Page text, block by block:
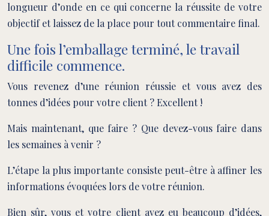
longueur d’onde en ce qui concerne la réussite de votre
objectif et laissez de la place pour tout commentaire final.
Une fois l’emballage terminé, le travail
difficile commence.
Vous revenez d’une réunion réussie et vous avez des
tonnes d’idées pour votre client ? Excellent !
Mais maintenant, que faire ? Que devez-vous faire dans
les semaines à venir ?
L’étape la plus importante consiste peut-être à affiner les
informations évoquées lors de votre réunion.
Bien sûr, vous et votre client avez eu beaucoup d’idées,